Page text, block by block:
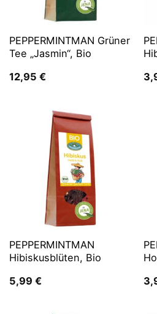
PEPPERMINTMAN Grüner
Tee „Jasmin“, Bio
12,95 €
PEPPERMINTMAN
Hibiskusblüten, Bio
5,99 €